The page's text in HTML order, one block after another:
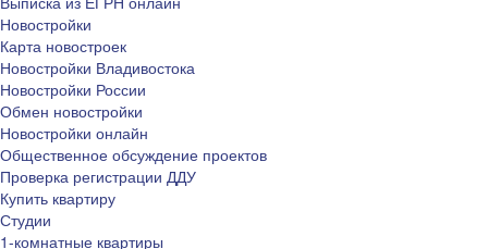
Новостройки
Карта новостроек
Новостройки Владивостока
Новостройки России
Обмен новостройки
Новостройки онлайн
Общественное обсуждение проектов
Проверка регистрации ДДУ
Купить квартиру
Студии
1-комнатные квартиры